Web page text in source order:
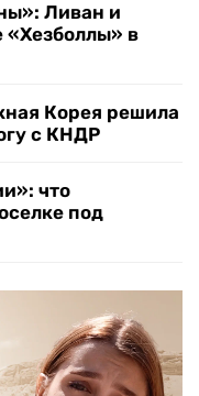
Ливан и
в
Корея решила
с КНДР
что
под